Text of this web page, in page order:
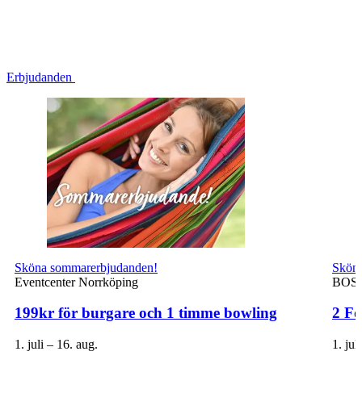
Erbjudanden
Sköna sommarerbjudanden!
Eventcenter Norrköping
199kr för burgare och 1 timme bowling
1. juli – 16. aug.
2
1.